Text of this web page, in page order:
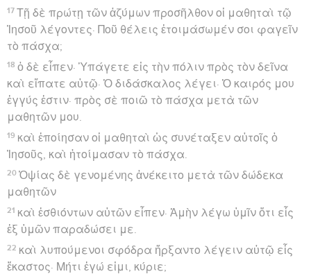
17 Τῇ δὲ πρώτῃ τῶν ἀζύμων προσῆλθον οἱ μαθηταὶ τῷ
Ἰησοῦ λέγοντες· Ποῦ θέλεις ἑτοιμάσωμέν σοι φαγεῖν
τὸ πάσχα;
18 ὁ δὲ εἶπεν· Ὑπάγετε εἰς τὴν πόλιν πρὸς τὸν δεῖνα
καὶ εἴπατε αὐτῷ· Ὁ διδάσκαλος λέγει· Ὁ καιρός μου
ἐγγύς ἐστιν· πρὸς σὲ ποιῶ τὸ πάσχα μετὰ τῶν
μαθητῶν μου.
19 καὶ ἐποίησαν οἱ μαθηταὶ ὡς συνέταξεν αὐτοῖς ὁ
Ἰησοῦς, καὶ ἡτοίμασαν τὸ πάσχα.
20 Ὀψίας δὲ γενομένης ἀνέκειτο μετὰ τῶν δώδεκα
μαθητῶν
21 καὶ ἐσθιόντων αὐτῶν εἶπεν· Ἀμὴν λέγω ὑμῖν ὅτι εἷς
ἐξ ὑμῶν παραδώσει με.
22 καὶ λυπούμενοι σφόδρα ἤρξαντο λέγειν αὐτῷ εἷς
ἕκαστος· Μήτι ἐγώ εἰμι, κύριε;